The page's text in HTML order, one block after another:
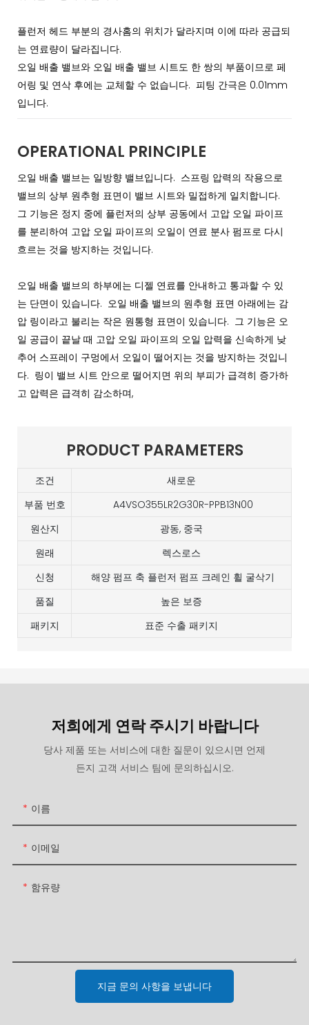
플런저 헤드 부분의 경사홈의 위치가 달라지며 이에 따라 공급되
는 연료량이 달라집니다.
오일 배출 밸브와 오일 배출 밸브 시트도 한 쌍의 부품이므로 페
어링 및 연삭 후에는 교체할 수 없습니다. 피팅 간극은 0.01mm
입니다.
OPERATIONAL PRINCIPLE
오일 배출 밸브는 일방향 밸브입니다. 스프링 압력의 작용으로
밸브의 상부 원추형 표면이 밸브 시트와 밀접하게 일치합니다.
그 기능은 정지 중에 플런저의 상부 공동에서 고압 오일 파이프
를 분리하여 고압 오일 파이프의 오일이 연료 분사 펌프로 다시
흐르는 것을 방지하는 것입니다.
오일 배출 밸브의 하부에는 디젤 연료를 안내하고 통과할 수 있
는 단면이 있습니다. 오일 배출 밸브의 원추형 표면 아래에는 감
압 링이라고 불리는 작은 원통형 표면이 있습니다. 그 기능은 오
일 공급이 끝날 때 고압 오일 파이프의 오일 압력을 신속하게 낮
추어 스프레이 구멍에서 오일이 떨어지는 것을 방지하는 것입니
다. 링이 밸브 시트 안으로 떨어지면 위의 부피가 급격히 증가하
고 압력은 급격히 감소하며,
PRODUCT PARAMETERS
조건
새로운
부품 번호
A4VSO355LR2G30R-PPB13N00
원산지
광동, 중국
원래
렉스로스
신청
해양 펌프 축 플런저 펌프 크레인 휠 굴삭기
품질
높은 보증
패키지
표준 수출 패키지
저희에게 연락 주시기 바랍니다
당사 제품 또는 서비스에 대한 질문이 있으시면 언제
든지 고객 서비스 팀에 문의하십시오.
이름
이메일
함유량
지금 문의 사항을 보냅니다